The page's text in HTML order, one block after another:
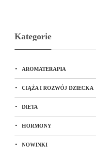
Kategorie
AROMATERAPIA
CIĄŻA I ROZWÓJ DZIECKA
DIETA
HORMONY
NOWINKI